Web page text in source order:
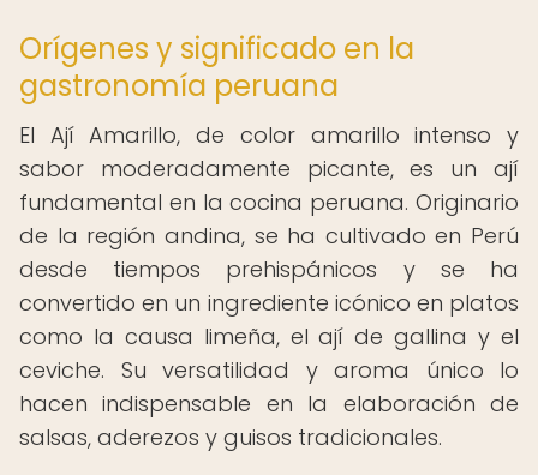
Orígenes y significado en la
gastronomía peruana
El Ají Amarillo, de color amarillo intenso y
sabor moderadamente picante, es un ají
fundamental en la cocina peruana. Originario
de la región andina, se ha cultivado en Perú
desde tiempos prehispánicos y se ha
convertido en un ingrediente icónico en platos
como la causa limeña, el ají de gallina y el
ceviche. Su versatilidad y aroma único lo
hacen indispensable en la elaboración de
salsas, aderezos y guisos tradicionales.